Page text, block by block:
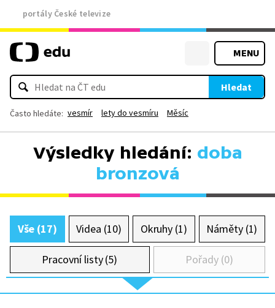
portály České televize
MENU
Hledat
Často hledáte: vesmír lety do vesmíru Měsíc
Výsledky hledání: doba
bronzová
Vše (17) Videa (10) Okruhy (1) Náměty (1)
Pracovní listy (5) Pořady (0)